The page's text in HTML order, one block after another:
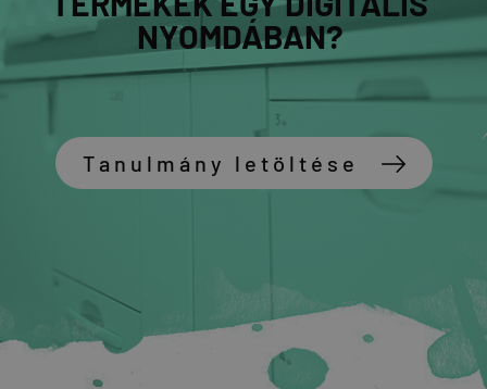
NYOMDÁBAN?
Tanulmány letöltése